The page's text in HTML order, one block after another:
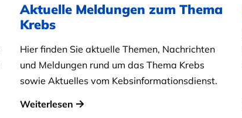
Aktuelle Meldungen zum Thema
Krebs
Hier finden Sie aktuelle Themen, Nachrichten
und Meldungen rund um das Thema Krebs
sowie Aktuelles vom Kebsinformationsdienst.
Weiterlesen